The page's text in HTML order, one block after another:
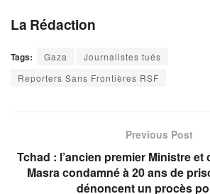
La Rédaction
Tags: Gaza
Journalistes tués
Reporters Sans Frontières RSF
Previous Post
Tchad : l’ancien premier Ministre
Masra condamné à 20 ans de
dénoncent un procès